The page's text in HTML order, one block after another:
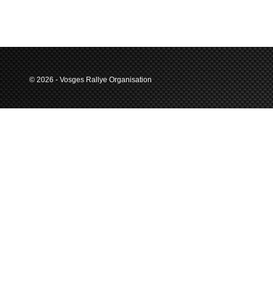
© 2026 - Vosges Rallye Organisation